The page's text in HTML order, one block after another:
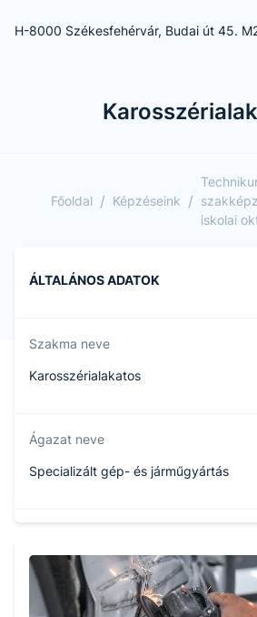
H-8000 Székesfehérvár, Budai út 45.
Főoldal / Képzéseink /
iskolai
ÁLTALÁNOS ADATOK
Szakma neve
Karosszérialakatos
Ágazat neve
Specializált gép- és járműgyártás
407161911